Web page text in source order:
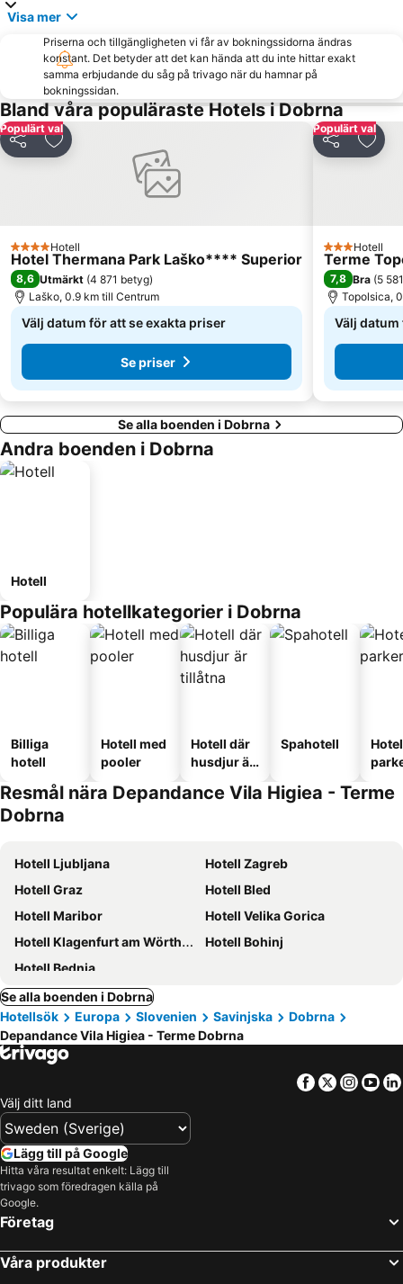
Visa mer
Priserna och tillgängligheten vi får av bokningssidorna ändras
konstant. Det betyder att det kan hända att du inte hittar exakt
samma erbjudande du såg på trivago när du hamnar på
bokningssidan.
Bland våra populäraste Hotels i Dobrna
Populärt val
Dela Lägg till i Mina Favoriter
4 Stjärnor
Hotell
Hotel Thermana Park Laško**** Superior
8,6 Utmärkt (4 871 betyg)
Laško, 0.9 km till Centrum
Välj datum för att se exakta priser
Se priser
Populärt val
Dela
3 Stjärnor
Hotell
Terme
7,8 Bra (5
Topolsica,
Välj
Se alla boenden i Dobrna
Andra boenden i Dobrna
Hotell
Populära hotellkategorier i Dobrna
Billiga
hotell
Hotell med
pooler
Hotell där
husdjur är
Spahotell
Resmål nära Depandance Vila Higiea - Terme
Dobrna
Hotell Ljubljana
Hotell Zagreb
Hotell Graz
Hotell Bled
Hotell Maribor
Hotell Velika Gorica
Hotell Klagenfurt am Wörthersee
Hotell Bohinj
Hotell Bednja
Se alla boenden i Dobrna
Hotellsök
Europa Slovenien Savinjska
Dobrna
Depandance Vila Higiea - Terme Dobrna
Facebook
Twitter
Välj ditt land
Lägg till på Google
Hitta våra resultat enkelt: Lägg till
trivago som föredragen källa på
Google.
Företag
Våra produkter